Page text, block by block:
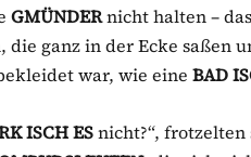
GMÜNDERnicht halten –
die ganz in der Ecke saßen
war, wie eine BAD
ISCH ESnicht?“, frotzelten